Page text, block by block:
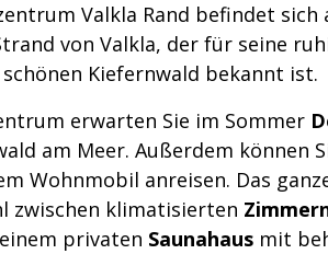
Valkla Rand befindet sich
von Valkla, der für seine
Kiefernwald bekannt ist.
erwarten Sie im Sommer
am Meer. Außerdem können
Wohnmobil anreisen. Das
zwischen klimatisierten
privaten Saunahaus mit